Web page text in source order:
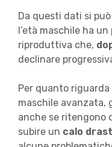
Da questi dati si
l’età maschile ha
riproduttiva che,
declinare
Per quanto
maschile avanzata,
anche se ritengono
subire un calo